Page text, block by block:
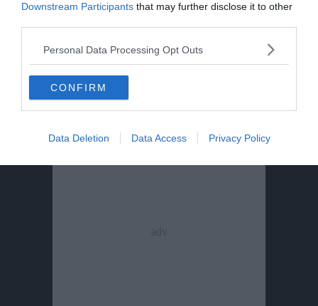
Downstream Participants that may further disclose it to other
Personal Data Processing Opt Outs
CONFIRM
Data Deletion Data Access Privacy Policy
Morto Mattia Maestri: aveva 13 anni, in
coma dal 2017 dopo un formaggio
contaminato